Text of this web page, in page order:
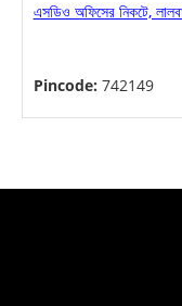
এসডিও অফিসের নিকটে,
Pincode: 742149